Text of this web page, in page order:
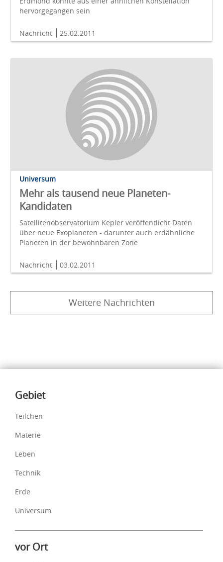
hervorgegangen sein
Nachricht 25.02.2011
Universum
Mehr als tausend neue Planeten-
Kandidaten
Satellitenobservatorium Kepler veröffentlicht Daten
über neue Exoplaneten - darunter auch erdähnliche
Planeten in der bewohnbaren Zone
Nachricht 03.02.2011
Weitere Nachrichten
Inhalte
Gebiet
Teilchen
Materie
Leben
Technik
Erde
Universum
vor Ort